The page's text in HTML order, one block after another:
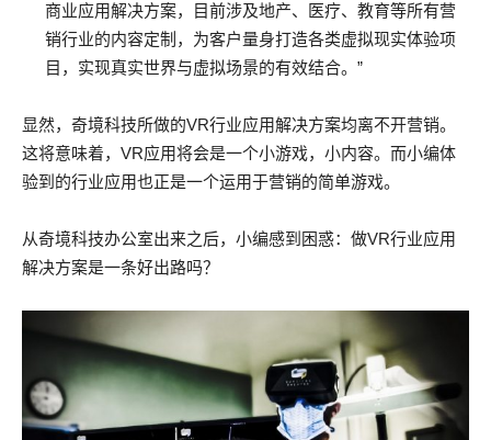
商业应用解决方案，目前涉及地产、医疗、教育等所有营
销行业的内容定制，为客户量身打造各类虚拟现实体验项
目，实现真实世界与虚拟场景的有效结合。”
显然，奇境科技所做的VR行业应用解决方案均离不开营销。
这将意味着，VR应用将会是一个小游戏，小内容。而小编体
验到的行业应用也正是一个运用于营销的简单游戏。
从奇境科技办公室出来之后，小编感到困惑：做VR行业应用
解决方案是一条好出路吗？